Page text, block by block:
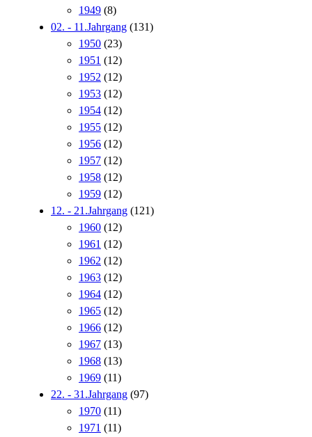
1949 (8)
02. - 11.Jahrgang (131)
1950 (23)
1951 (12)
1952 (12)
1953 (12)
1954 (12)
1955 (12)
1956 (12)
1957 (12)
1958 (12)
1959 (12)
12. - 21.Jahrgang (121)
1960 (12)
1961 (12)
1962 (12)
1963 (12)
1964 (12)
1965 (12)
1966 (12)
1967 (13)
1968 (13)
1969 (11)
22. - 31.Jahrgang (97)
1970 (11)
1971 (11)